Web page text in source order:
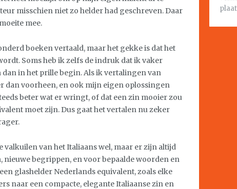
misschien niet zo helder had geschreven. Daar
mee.
boeken vertaald, maar het gekke is dat het
Soms heb ik zelfs de indruk dat ik vaker
in het prille begin. Als ik vertalingen van
dan voorheen, en ook mijn eigen oplossingen
beter wat er wringt, of dat een zin mooier zou
moet zijn. Dus gaat het vertalen nu zeker
van het Italiaans wel, maar er zijn altijd
begrippen, en voor bepaalde woorden en
glashelder Nederlands equivalent, zoals elke
naar een compacte, elegante Italiaanse zin en